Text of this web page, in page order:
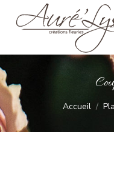
Vous êtes ici :
Accueil